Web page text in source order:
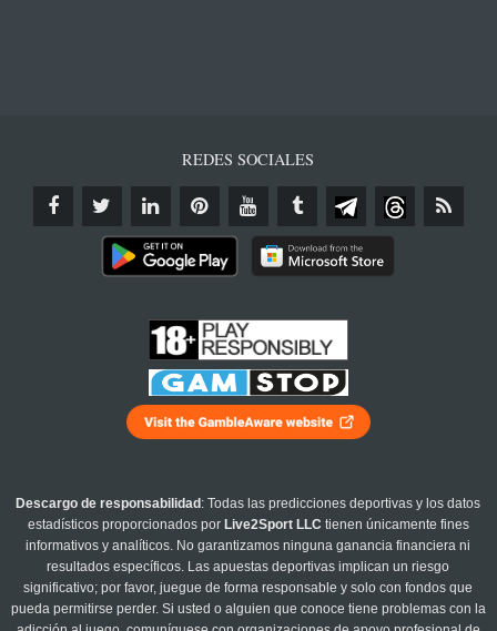
REDES SOCIALES
Descargo de responsabilidad : Todas las predicciones deportivas y los datos
estadísticos proporcionados por Live2Sport LLC tienen únicamente fines
informativos y analíticos. No garantizamos ninguna ganancia financiera ni
resultados específicos. Las apuestas deportivas implican un riesgo
significativo; por favor, juegue de forma responsable y solo con fondos que
pueda permitirse perder. Si usted o alguien que conoce tiene problemas con la